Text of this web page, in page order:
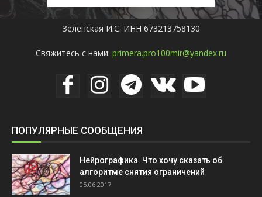
Зеленская И.С. ИНН 673213758130
Свяжитесь с нами: primera.pro100mir@yandex.ru
ПОПУЛЯРНЫЕ СООБЩЕНИЯ
Нейрографика. Что хочу сказать об
алгоритме снятия ограничений
05.06.2017